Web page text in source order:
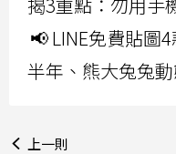
📢 LINE免費貼圖
半年、熊大兔兔
上一則